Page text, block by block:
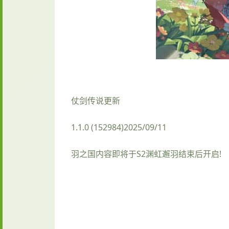
仗剑传说更新
1.1.0 (152984)2025/09/11
羽之国内容即将于S2渊虹邂羽结束后开启!